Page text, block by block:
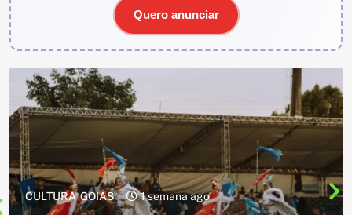
Quero anunciar
CULTURA 2 semanas ago
Cavalgada do Batom está de